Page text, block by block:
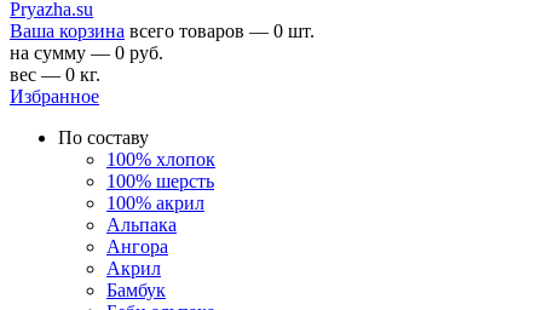
Ваша корзина всего товаров — 0 шт.
на сумму — 0 руб.
вес — 0 кг.
Избранное
По составу
100% хлопок
100% шерсть
100% акрил
Альпака
Ангора
Акрил
Бамбук